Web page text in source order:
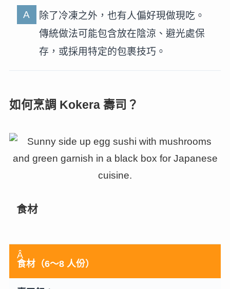
除了冷凍之外，也有人偏好現做現吃。
傳統做法可能包含放在陰涼、避光處保
存，或採用特定的包裹技巧。
如何烹調 Kokera 壽司？
食材
Â
食材（6～8 人份）